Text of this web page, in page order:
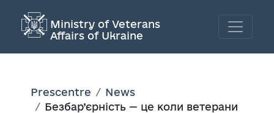
Ministry of Veterans
Affairs of Ukraine
Prescentre
News
Безбар’єрність — це коли ветерани